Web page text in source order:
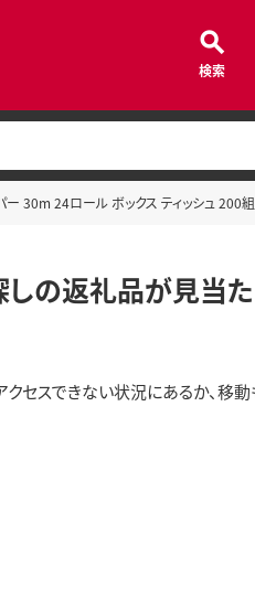
検索
30m 24ロール ボックス ティッシュ 200
しの返礼品が見当た
セスできない状況にあるか、移動